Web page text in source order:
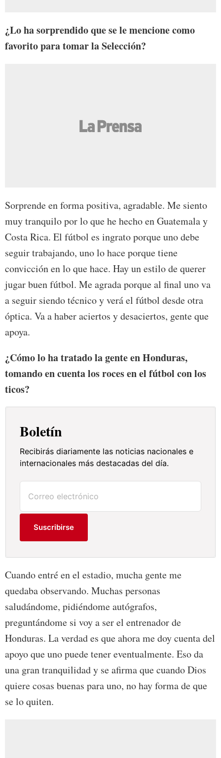
¿Lo ha sorprendido que se le mencione como
favorito para tomar la Selección?
Sorprende en forma positiva, agradable. Me siento
muy tranquilo por lo que he hecho en Guatemala y
Costa Rica. El fútbol es ingrato porque uno debe
seguir trabajando, uno lo hace porque tiene
convicción en lo que hace. Hay un estilo de querer
jugar buen fútbol. Me agrada porque al final uno va
a seguir siendo técnico y verá el fútbol desde otra
óptica. Va a haber aciertos y desaciertos, gente que
apoya.
¿Cómo lo ha tratado la gente en Honduras,
tomando en cuenta los roces en el fútbol con los
ticos?
Boletín
Recibirás diariamente las noticias nacionales e
internacionales más destacadas del día.
Suscribirse
Cuando entré en el estadio, mucha gente me
quedaba observando. Muchas personas
saludándome, pidiéndome autógrafos,
preguntándome si voy a ser el entrenador de
Honduras. La verdad es que ahora me doy cuenta del
apoyo que uno puede tener eventualmente. Eso da
una gran tranquilidad y se afirma que cuando Dios
quiere cosas buenas para uno, no hay forma de que
se lo quiten.